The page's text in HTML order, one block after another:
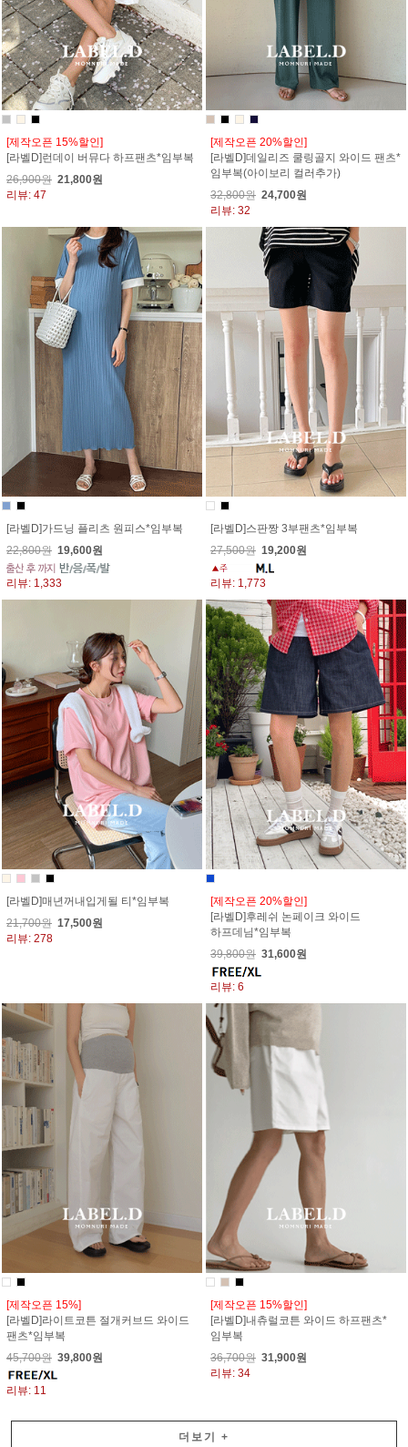
[제작오픈 15%할인]
[라벨D]런데이 버뮤다 하프팬츠*임부복
26,900원 21,800원
리뷰: 47
[제작오픈 20%할인]
[라벨D]데일리즈 쿨링골지 와이드 팬츠*
임부복(아이보리 컬러추가)
32,800원 24,700원
리뷰: 32
[라벨D]가드닝 플리츠 원피스*임부복
22,800원 19,600원
리뷰: 1,333
[라벨D]스판짱 3부팬츠*임부복
27,500원 19,200원
리뷰: 1,773
[라벨D]매년꺼내입게될 티*임부복
21,700원 17,500원
리뷰: 278
[제작오픈 20%할인]
[라벨D]후레쉬 논페이크 와이드
하프데님*임부복
39,800원 31,600원
리뷰: 6
[제작오픈 15%]
[라벨D]라이트코튼 절개커브드 와이드
팬츠*임부복
45,700원 39,800원
리뷰: 11
[제작오픈 15%할인]
[라벨D]내츄럴코튼 와이드 하프팬츠*
임부복
36,700원 31,900원
리뷰: 34
더보기 +